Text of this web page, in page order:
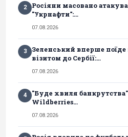
2
Росіяни масовано
"Укрнафти":...
07.08.2026
3
Зеленський вперше поїде
візитом до Сербії:...
07.08.2026
4
"Буде хвиля
Wildberries...
07.08.2026